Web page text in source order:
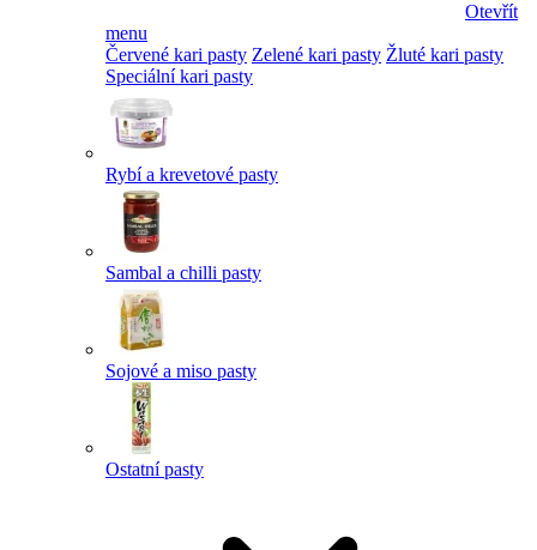
Otevřít
menu
Červené kari pasty Zelené kari pasty Žluté kari pasty
Speciální kari pasty
Rybí a krevetové pasty
Sambal a chilli pasty
Sojové a miso pasty
Ostatní pasty